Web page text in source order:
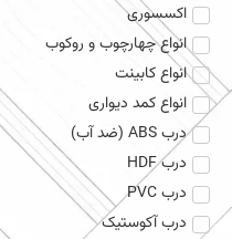
اکسسوری
انواع چهارچوب و روکوب
انواع کابینت
انواع کمد دیواری
درب ABS (ضد آب)
درب HDF
درب PVC
درب آکوستیک